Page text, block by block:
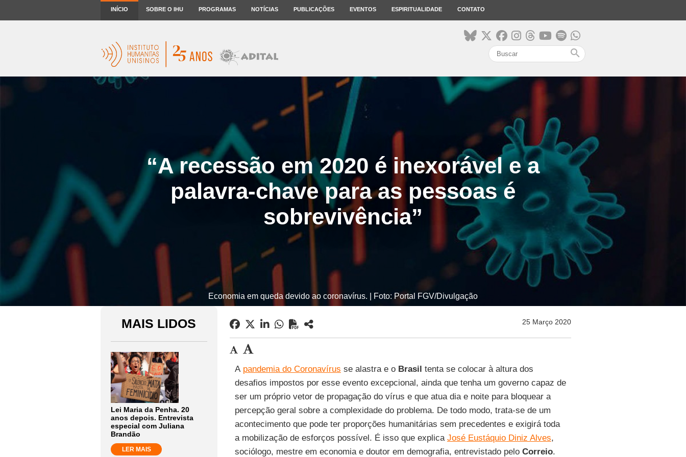
INÍCIO SOBRE O IHU PROGRAMAS NOTÍCIAS PUBLICAÇÕES EVENTOS ESPIRITUALIDADE CONTATO
search
“A recessão em 2020 é inexorável e a
palavra-chave para as pessoas é
sobrevivência”
Economia em queda devido ao coronavírus. | Foto: Portal FGV/Divulgação
MAIS LIDOS
Lei Maria da Penha. 20
anos depois. Entrevista
especial com Juliana
Brandão
LER MAIS
25 Março 2020
A pandemia do Coronavírus se alastra e o Brasil tenta se colocar à altura dos
desafios impostos por esse evento excepcional, ainda que tenha um governo capaz de
ser um próprio vetor de propagação do vírus e que atua dia e noite para bloquear a
percepção geral sobre a complexidade do problema. De todo modo, trata-se de um
acontecimento que pode ter proporções humanitárias sem precedentes e exigirá toda
a mobilização de esforços possível. É isso que explica José Eustáquio Diniz Alves,
sociólogo, mestre em economia e doutor em demografia, entrevistado pelo Correio.